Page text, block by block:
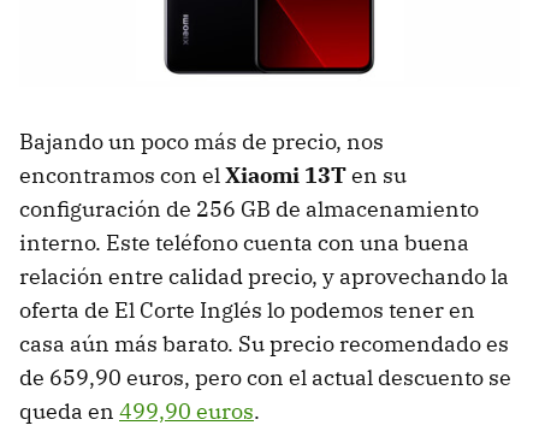
Bajando un poco más de precio, nos
encontramos con elXiaomi 13Ten su
configuración de 256 GB de almacenamiento
interno. Este teléfono cuenta con una buena
relación entre calidad precio, y aprovechando la
oferta de El Corte Inglés lo podemos tener en
casa aún más barato. Su precio recomendado es
de 659,90 euros, pero con el actual descuento se
queda en 499,90 euros.